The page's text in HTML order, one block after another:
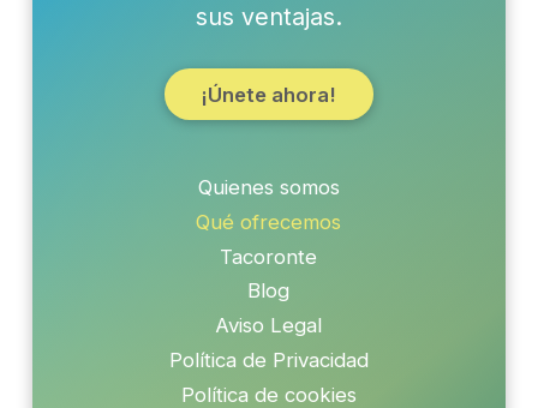
sus ventajas.
¡Únete ahora!
Quienes somos
Qué ofrecemos
Tacoronte
Blog
Aviso Legal
Política de Privacidad
Política de cookies